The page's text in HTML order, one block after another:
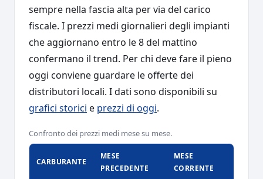
sempre nella fascia alta per via del carico
fiscale. I prezzi medi giornalieri degli impianti
che aggiornano entro le 8 del mattino
confermano il trend. Per chi deve fare il pieno
oggi conviene guardare le offerte dei
distributori locali. I dati sono disponibili su
grafici storici e prezzi di oggi.
Confronto dei prezzi medi mese su mese.
CARBURANTE
MESE
PRECEDENTE
MESE
CORRENTE